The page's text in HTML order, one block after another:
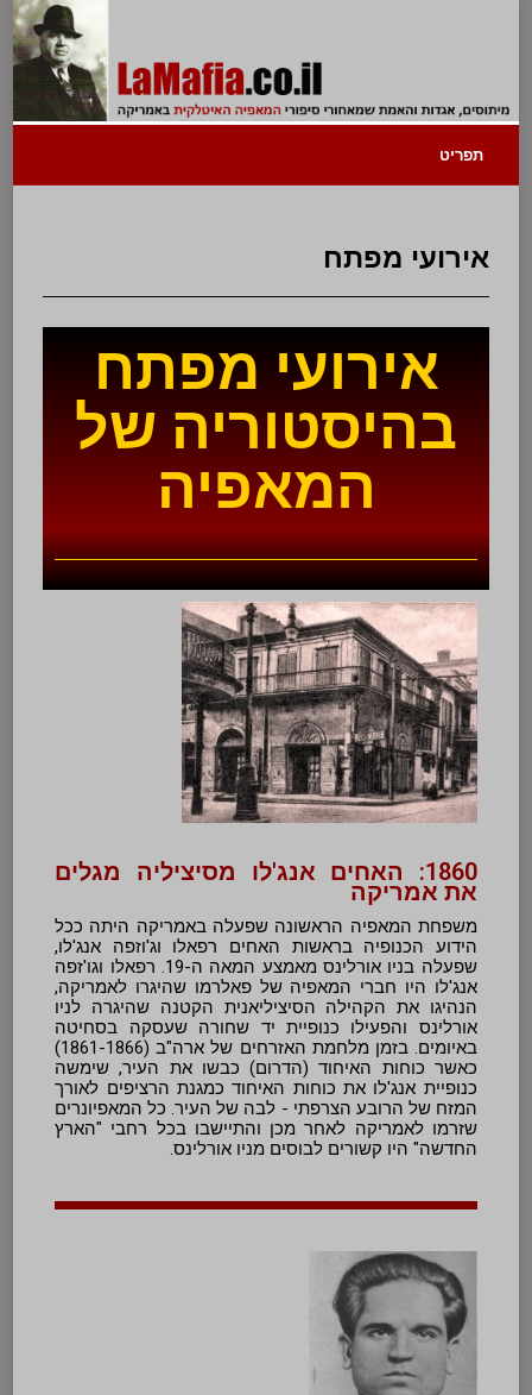
תפריט
אירועי מפתח
אירועי מפתח
בהיסטוריה של
המאפיה
1860: האחים אנג'לו מסיציליה מגלים
את אמריקה
משפחת המאפיה הראשונה שפעלה באמריקה היתה ככל
הידוע הכנופיה בראשות האחים רפאלו וג'וזפה אנג'לו,
שפעלה בניו אורלינס מאמצע המאה ה-19. רפאלו וגו'זפה
אנג'לו היו חברי המאפיה של פאלרמו שהיגרו לאמריקה,
הנהיגו את הקהילה הסיציליאנית הקטנה שהיגרה לניו
אורלינס והפעילו כנופיית יד שחורה שעסקה בסחיטה
באיומים. בזמן מלחמת האזרחים של ארה"ב (1861-1866)
כאשר כוחות האיחוד (הדרום) כבשו את העיר, שימשה
כנופיית אנג'לו את כוחות האיחוד כמגנת הרציפים לאורך
המזח של הרובע הצרפתי - לבה של העיר. כל המאפיונרים
שזרמו לאמריקה לאחר מכן והתיישבו בכל רחבי "הארץ
החדשה" היו קשורים לבוסים מניו אורלינס.